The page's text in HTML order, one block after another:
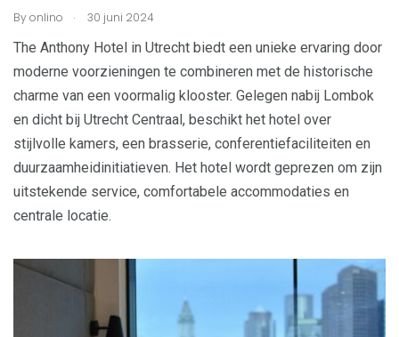
Byonlino . 30 juni 2024
The Anthony Hotel in Utrecht biedt een unieke ervaring door
moderne voorzieningen te combineren met de historische
charme van een voormalig klooster. Gelegen nabij Lombok
en dicht bij Utrecht Centraal, beschikt het hotel over
stijlvolle kamers, een brasserie, conferentiefaciliteiten en
duurzaamheidinitiatieven. Het hotel wordt geprezen om zijn
uitstekende service, comfortabele accommodaties en
centrale locatie.